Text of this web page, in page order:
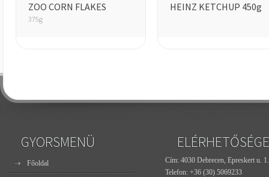
ZOO CORN FLAKES
375g
HEINZ KETCHUP 450g
GYORSMENÜ
Főoldal
Cím: 4030 Debrecen, Epreskert u. 1.
Telefon: +36 (30) 5069233